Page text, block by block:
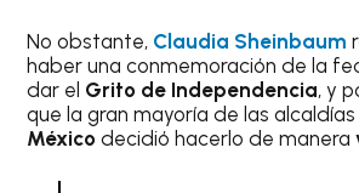
No obstante, Claudia Sheinbaum
haber una conmemoración de la
dar el Grito de Independencia, y
que la gran mayoría de las
Méxicodecidió hacerlo de manera